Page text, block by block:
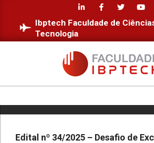
content
Ibptech Faculdade de
Tecnologia
FACULDADE
IBPTECH
MenuEdital nº 34/2025 – Desafio de